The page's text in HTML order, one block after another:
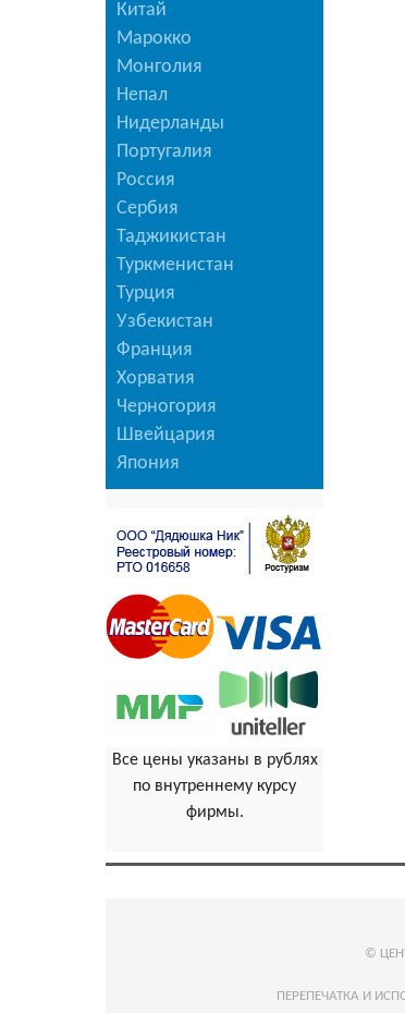
Китай
Марокко
Монголия
Непал
Нидерланды
Португалия
Россия
Сербия
Таджикистан
Туркменистан
Турция
Узбекистан
Франция
Хорватия
Черногория
Швейцария
Япония
Все цены указаны в рублях
по внутреннему курсу
фирмы.
©
ПЕРЕПЕЧАТКА И